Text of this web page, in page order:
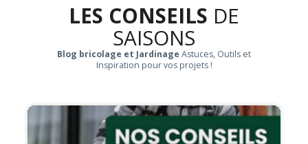
LES CONSEILS DE
SAISONS
Blog bricolage et Jardinage Astuces, Outils et
Inspiration pour vos projets !